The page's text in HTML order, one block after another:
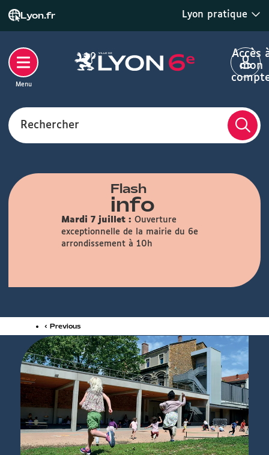
Lyon.fr Lyon pratique
Rechercher
Accès
mon
Menu
Flash
info
Mardi 7 juillet : Ouverture
exceptionnelle de la mairie du 6e
arrondissement à 10h
‹ Previous